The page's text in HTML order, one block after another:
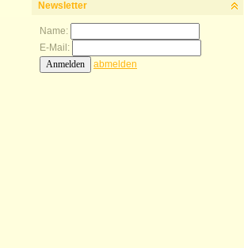
Newsletter
Name:
E-Mail:
abmelden